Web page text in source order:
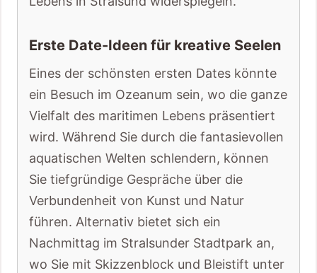
Erste Date-Ideen für kreative Seelen
Eines der schönsten ersten Dates könnte
ein Besuch im Ozeanum sein, wo die ganze
Vielfalt des maritimen Lebens präsentiert
wird. Während Sie durch die fantasievollen
aquatischen Welten schlendern, können
Sie tiefgründige Gespräche über die
Verbundenheit von Kunst und Natur
führen. Alternativ bietet sich ein
Nachmittag im Stralsunder Stadtpark an,
wo Sie mit Skizzenblock und Bleistift unter